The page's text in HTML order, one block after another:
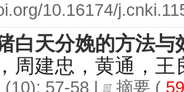
10.16174/
白天分娩的方法与
周建忠，黄通，王
(10): 57-58 | 摘要 (